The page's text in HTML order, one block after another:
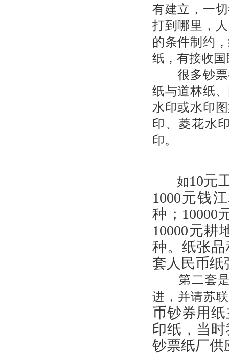
有建立，一
打到哪里，
的条件制约
纸，有接收
很多钞票
纸与道林纸
水印或水印
印、菱花水
印。
如10元
1000元钱
种；10000
10000元耕
种。纸张
套人民币纸
第二套是
进，并请苏
币钞券用
印纸，当
钞票纸厂供